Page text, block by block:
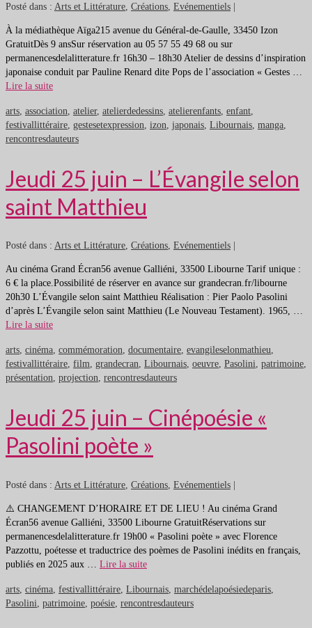
Posté dans : Arts et Littérature, Créations, Evénementiels
À la médiathèque Aïga215 avenue du Général-de-Gaulle, 33450 Izon
GratuitDès 9 ansSur réservation au 05 57 55 49 68 ou sur
permanencesdelalitterature.fr 16h30 – 18h30 Atelier de dessins d’inspiration
japonaise conduit par Pauline Renard dite Pops de l’association « Gestes …
Lire la suite
arts, association, atelier, atelierdedessins, atelierenfants, enfant,
festivallittéraire, gestesetexpression, izon, japonais, Libournais, manga,
rencontresdauteurs
Jeudi 25 juin – L’Évangile selon
saint Matthieu
Posté dans : Arts et Littérature, Créations, Evénementiels
Au cinéma Grand Écran56 avenue Galliéni, 33500 Libourne Tarif unique :
6 € la place.Possibilité de réserver en avance sur grandecran.fr/libourne
20h30 L’Évangile selon saint Matthieu Réalisation : Pier Paolo Pasolini
d’après L’Évangile selon saint Matthieu (Le Nouveau Testament). 1965, …
Lire la suite
arts, cinéma, commémoration, documentaire, evangileselonmathieu,
festivallittéraire, film, grandecran, Libournais, oeuvre, Pasolini, patrimoine,
présentation, projection, rencontresdauteurs
Jeudi 25 juin – Cinépoésie «
Pasolini poète »
Posté dans : Arts et Littérature Créations Evénementiels |
⚠️ CHANGEMENT D’HORAIRE ET DE LIEU ! Au cinéma Grand
Écran56 avenue Galliéni, 33500 Libourne GratuitRéservations sur
permanencesdelalitterature.fr 19h00 « Pasolini poète » avec Florence
Pazzottu, poétesse et traductrice des poèmes de Pasolini inédits en français,
publiés en 2025 aux … Lire la suite
arts cinéma festivallittéraire Libournais marchédelapoésiedeparis
Pasolini patrimoine poésie rencontresdauteurs